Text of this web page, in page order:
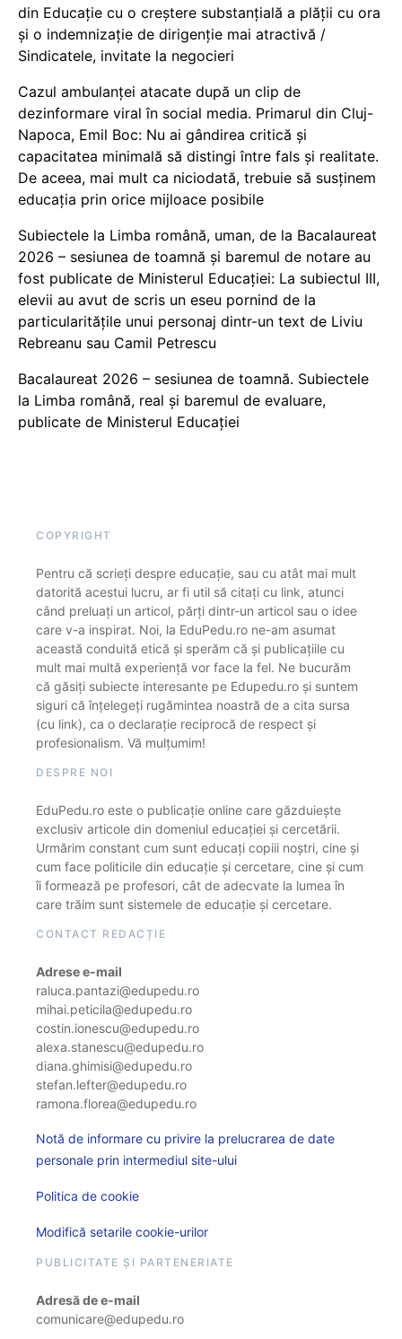
din Educație cu o creștere substanțială a plății cu ora
și o indemnizație de dirigenție mai atractivă /
Sindicatele, invitate la negocieri
Cazul ambulanței atacate după un clip de
dezinformare viral în social media. Primarul din Cluj-
Napoca, Emil Boc: Nu ai gândirea critică și
capacitatea minimală să distingi între fals și realitate.
De aceea, mai mult ca niciodată, trebuie să susținem
educația prin orice mijloace posibile
Subiectele la Limba română, uman, de la Bacalaureat
2026 – sesiunea de toamnă și baremul de notare au
fost publicate de Ministerul Educației: La subiectul III,
elevii au avut de scris un eseu pornind de la
particularitățile unui personaj dintr-un text de Liviu
Rebreanu sau Camil Petrescu
Bacalaureat 2026 – sesiunea de toamnă. Subiectele
la Limba română, real și baremul de evaluare,
publicate de Ministerul Educației
COPYRIGHT
Pentru că scrieți despre educație, sau cu atât mai mult
datorită acestui lucru, ar fi util să citați cu link, atunci
când preluați un articol, părți dintr-un articol sau o idee
care v-a inspirat. Noi, la EduPedu.ro ne-am asumat
această conduită etică și sperăm că și publicațiile cu
mult mai multă experiență vor face la fel. Ne bucurăm
că găsiți subiecte interesante pe Edupedu.ro și suntem
siguri că înțelegeți rugămintea noastră de a cita sursa
(cu link), ca o declarație reciprocă de respect și
profesionalism. Vă mulțumim!
DESPRE NOI
EduPedu.ro este o publicație online care găzduiește
exclusiv articole din domeniul educației și cercetării.
Urmărim constant cum sunt educați copiii noștri, cine și
cum face politicile din educație și cercetare, cine și cum
îi formează pe profesori, cât de adecvate la lumea în
care trăim sunt sistemele de educație și cercetare.
CONTACT REDACȚIE
Adrese e-mail
raluca.pantazi@edupedu.ro
mihai.peticila@edupedu.ro
costin.ionescu@edupedu.ro
alexa.stanescu@edupedu.ro
diana.ghimisi@edupedu.ro
stefan.lefter@edupedu.ro
ramona.florea@edupedu.ro
Notă de informare cu privire la prelucrarea de date
personale prin intermediul site-ului
Politica de cookie
Modifică setarile cookie-urilor
PUBLICITATE ȘI PARTENERIATE
Adresă de e-mail
comunicare@edupedu.ro